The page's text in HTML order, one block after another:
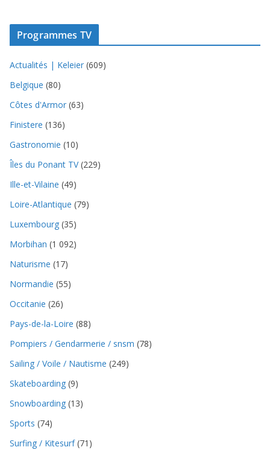
Programmes TV
Actualités | Keleier (609)
Belgique (80)
Côtes d'Armor (63)
Finistere (136)
Gastronomie (10)
Îles du Ponant TV(229)
Ille-et-Vilaine (49)
Loire-Atlantique (79)
Luxembourg (35)
Morbihan (1 092)
Naturisme (17)
Normandie (55)
Occitanie (26)
Pays-de-la-Loire (88)
Pompiers / Gendarmerie / snsm (78)
Sailing / Voile / Nautisme (249)
Skateboarding (9)
Snowboarding (13)
Sports (74)
Surfing / Kitesurf(71)